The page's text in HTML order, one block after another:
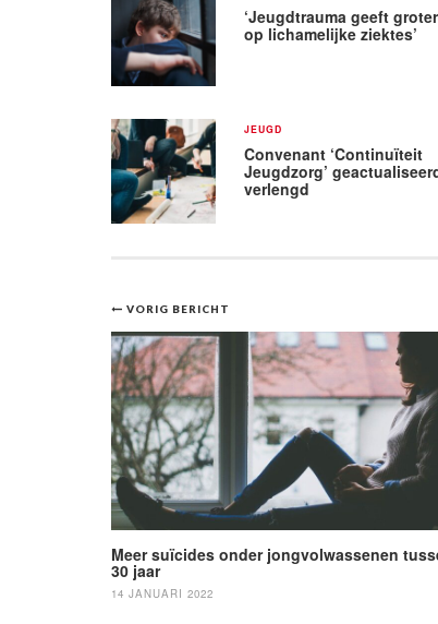
‘Jeugdtrauma geeft
op lichamelijke ziektes’
JEUGD
Convenant ‘Continuïteit
Jeugdzorg’
verlengd
Bericht
navigatie
VORIG BERICHT
Meer suïcides onder jongvolwassenen
30 jaar
14 JANUARI 2022